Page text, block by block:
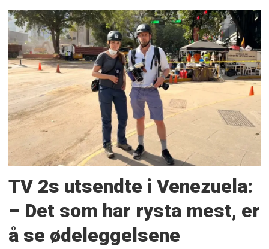
TV 2s utsendte i Venezuela:
– Det som har rysta mest, er
å se ødeleggelsene